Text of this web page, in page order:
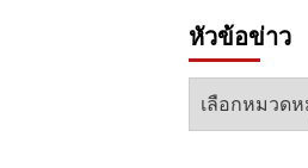
หัวข้อข่าว
หัวข้อ